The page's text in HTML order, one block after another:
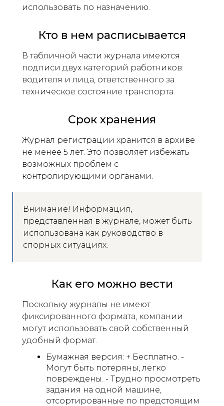
использовать по назначению.
Кто в нем расписывается
В табличной части журнала имеются
подписи двух категорий работников:
водителя и лица, ответственного за
техническое состояние транспорта.
Срок хранения
Журнал регистрации хранится в архиве
не менее 5 лет. Это позволяет избежать
возможных проблем с
контролирующими органами.
Внимание! Информация,
представленная в журнале, может быть
использована как руководство в
спорных ситуациях.
Как его можно вести
Поскольку журналы не имеют
фиксированного формата, компании
могут использовать свой собственный
удобный формат.
Бумажная версия: + Бесплатно. -
Могут быть потеряны, легко
повреждены. - Трудно просмотреть
задания на одной машине,
отсортированные по предстоящим